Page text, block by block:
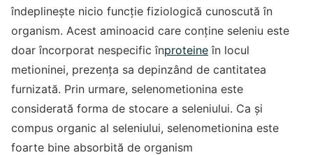
îndeplinește nicio funcție fiziologică cunoscută în
organism. Acest aminoacid care conține seleniu este
doar încorporat nespecific înproteine în locul
metioninei, prezența sa depinzând de cantitatea
furnizată. Prin urmare, selenometionina este
considerată forma de stocare a seleniului. Ca și
compus organic al seleniului, selenometionina este
foarte bine absorbită de organism